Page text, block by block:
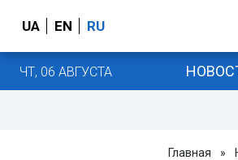
UA EN RU
ЧТ, 06 АВГУСТА
Главная »